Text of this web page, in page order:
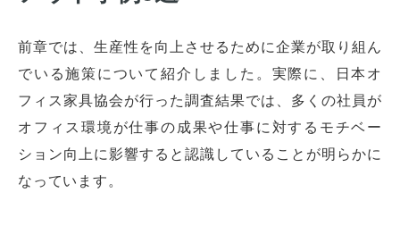
前章では、生産性を向上させるために企業が取り組ん
でいる施策について紹介しました。実際に、日本オ
フィス家具協会が行った調査結果では、多くの社員が
オフィス環境が仕事の成果や仕事に対するモチベー
ション向上に影響すると認識していることが明らかに
なっています。